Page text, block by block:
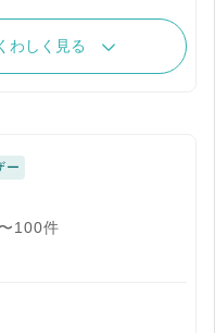
わしく見る
ー
100件